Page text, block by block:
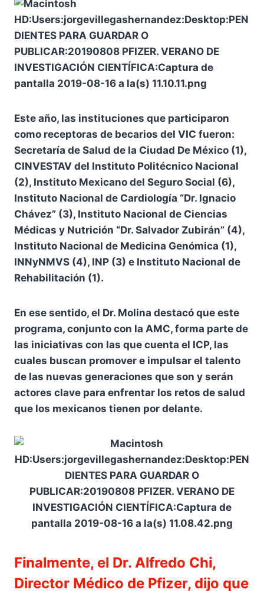
Este año, las instituciones que participaron
como receptoras de becarios del VIC fueron:
Secretaría de Salud de la Ciudad De México (1),
CINVESTAV del Instituto Politécnico Nacional
(2), Instituto Mexicano del Seguro Social (6),
Instituto Nacional de Cardiología “Dr. Ignacio
Chávez” (3), Instituto Nacional de Ciencias
Médicas y Nutrición “Dr. Salvador Zubirán” (4),
Instituto Nacional de Medicina Genómica (1),
INNyNMVS (4), INP (3) e Instituto Nacional de
Rehabilitación (1).
En ese sentido, el Dr. Molina destacó que este
programa, conjunto con la AMC, forma parte de
las iniciativas con las que cuenta el ICP, las
cuales buscan promover e impulsar el talento
de las nuevas generaciones que son y serán
actores clave para enfrentar los retos de salud
que los mexicanos tienen por delante.
Finalmente, el Dr. Alfredo Chi,
Director Médico de Pfizer, dijo que